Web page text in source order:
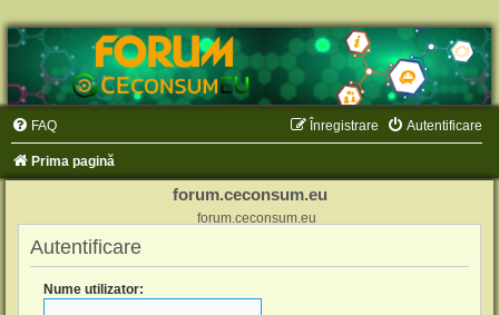
FAQ Autentificare
Înregistrare
Prima pagină
forum.ceconsum.eu
forum.ceconsum.eu
Autentificare
Nume utilizator: